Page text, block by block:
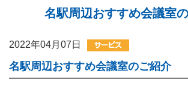
名駅周辺おすすめ会議室
2022年04月07日
名駅周辺おすすめ会議室のご紹介